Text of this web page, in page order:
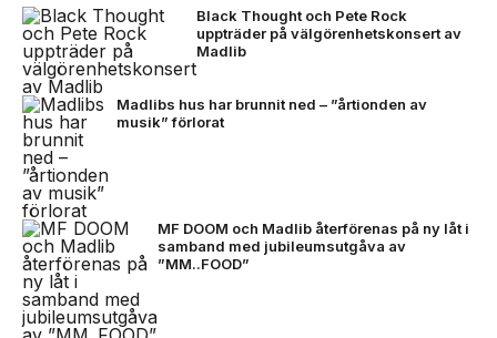
Black Thought och Pete Rock
uppträder på välgörenhetskonsert av
Madlib
Madlibs hus har brunnit ned – ”årtionden av
musik” förlorat
MF DOOM och Madlib återförenas på ny låt i
samband med jubileumsutgåva av
”MM..FOOD”